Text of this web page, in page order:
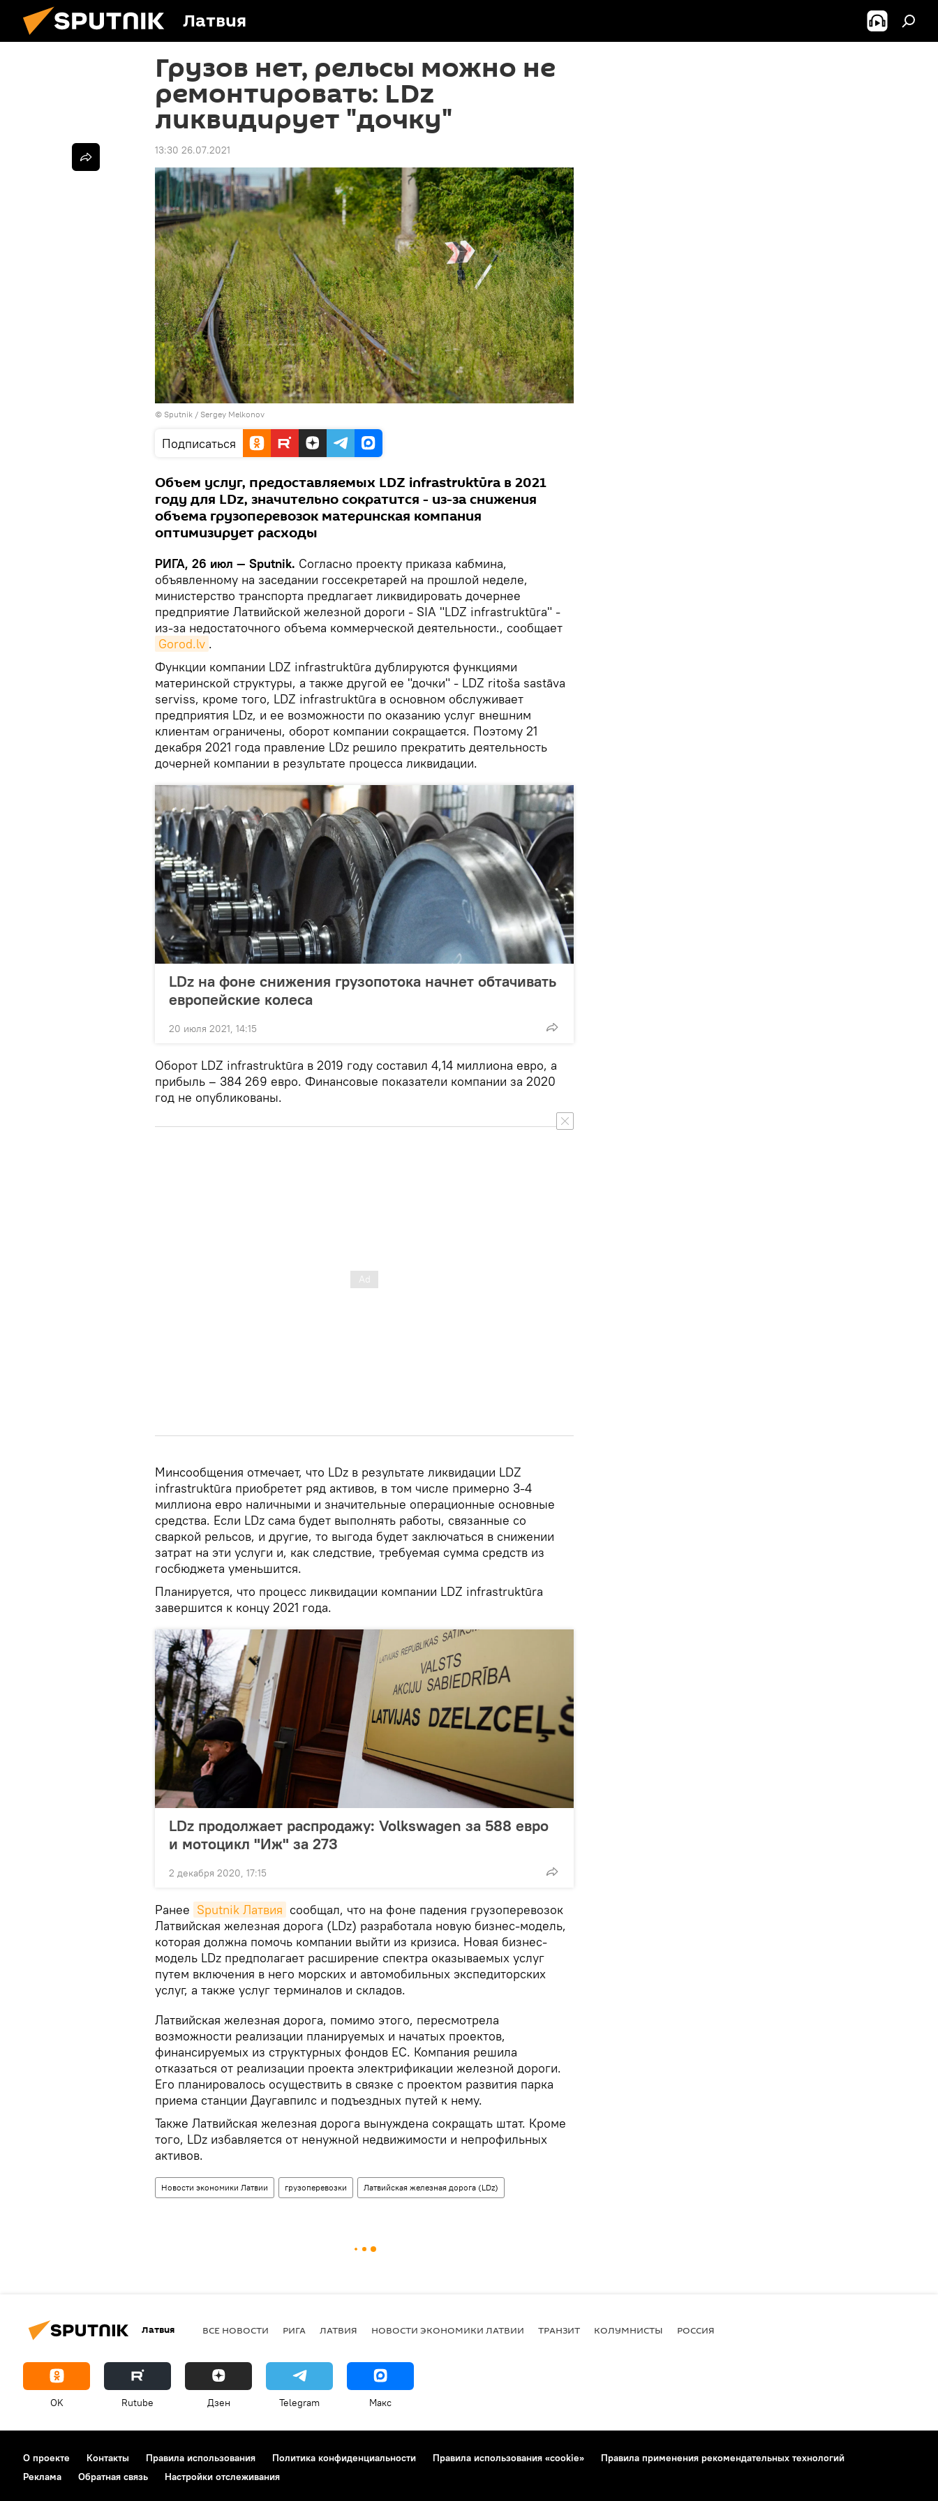
Латвия
Грузов нет, рельсы можно не
ремонтировать: LDz
ликвидирует "дочку"
13:30 26.07.2021
© Sputnik / Sergey Melkonov
Подписаться
Объем услуг, предоставляемых LDZ infrastruktūra в 2021
году для LDz, значительно сократится - из-за снижения
объема грузоперевозок материнская компания
оптимизирует расходы
РИГА, 26 июл — Sputnik. Согласно проекту приказа кабмина,
объявленному на заседании госсекретарей на прошлой неделе,
министерство транспорта предлагает ликвидировать дочернее
предприятие Латвийской железной дороги - SIA "LDZ infrastruktūra" -
из-за недостаточного объема коммерческой деятельности., сообщает
Gorod.lv .
Функции компании LDZ infrastruktūra дублируются функциями
материнской структуры, а также другой ее "дочки" - LDZ ritoša sastāva
serviss, кроме того, LDZ infrastruktūra в основном обслуживает
предприятия LDz, и ее возможности по оказанию услуг внешним
клиентам ограничены, оборот компании сокращается. Поэтому 21
декабря 2021 года правление LDz решило прекратить деятельность
дочерней компании в результате процесса ликвидации.
LDz на фоне снижения грузопотока начнет обтачивать
европейские колеса
20 июля 2021, 14:15
Оборот LDZ infrastruktūra в 2019 году составил 4,14 миллиона евро, а
прибыль – 384 269 евро. Финансовые показатели компании за 2020
год не опубликованы.
Минсообщения отмечает, что LDz в результате ликвидации LDZ
infrastruktūra приобретет ряд активов, в том числе примерно 3-4
миллиона евро наличными и значительные операционные основные
средства. Если LDz сама будет выполнять работы, связанные со
сваркой рельсов, и другие, то выгода будет заключаться в снижении
затрат на эти услуги и, как следствие, требуемая сумма средств из
госбюджета уменьшится.
Планируется, что процесс ликвидации компании LDZ infrastruktūra
завершится к концу 2021 года.
LDz продолжает распродажу: Volkswagen за 588 евро
и мотоцикл "Иж" за 273
2 декабря 2020, 17:15
Ранее Sputnik Латвия сообщал, что на фоне падения грузоперевозок
Латвийская железная дорога (LDz) разработала новую бизнес-модель,
которая должна помочь компании выйти из кризиса. Новая бизнес-
модель LDz предполагает расширение спектра оказываемых услуг
путем включения в него морских и автомобильных экспедиторских
услуг, а также услуг терминалов и складов.
Латвийская железная дорога, помимо этого, пересмотрела
возможности реализации планируемых и начатых проектов,
финансируемых из структурных фондов ЕС. Компания решила
отказаться от реализации проекта электрификации железной дороги.
Его планировалось осуществить в связке с проектом развития парка
приема станции Даугавпилс и подъездных путей к нему.
Также Латвийская железная дорога вынуждена сокращать штат. Кроме
того, LDz избавляется от ненужной недвижимости и непрофильных
активов.
Новости экономики Латвии грузоперевозки Латвийская железная дорога (LDz)
Латвия ВСЕ НОВОСТИ РИГА ЛАТВИЯ НОВОСТИ ЭКОНОМИКИ ЛАТВИИ ТРАНЗИТ КОЛУМНИСТЫ РОССИЯ
OK Rutube Дзен Telegram Макс
О проекте Контакты Правила использования Политика конфиденциальности Правила использования «cookie»
Правила применения рекомендательных технологий
Реклама
Обратная связь Настройки отслеживания